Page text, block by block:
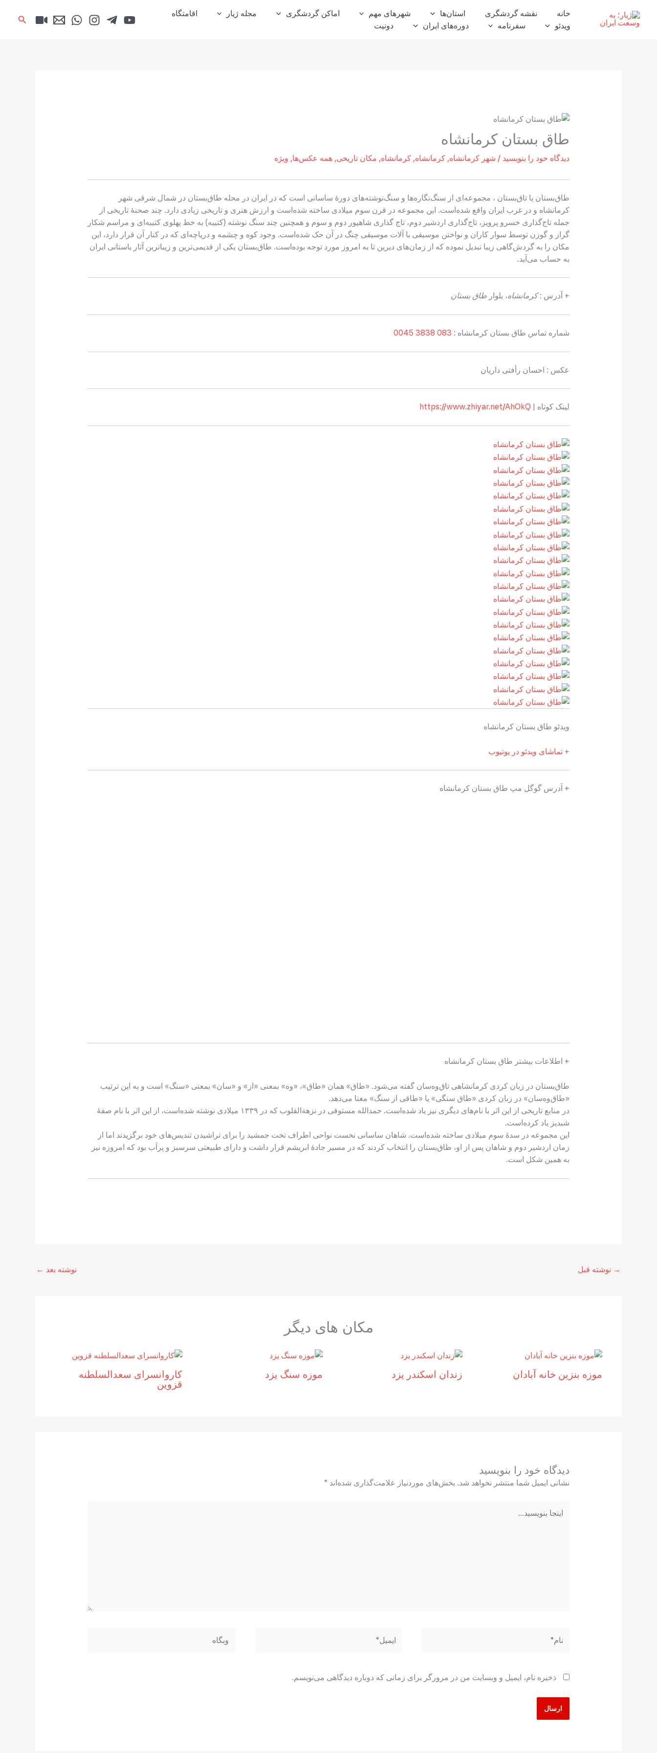
خانه نقشه گردشگری استان‌ها شهرهای مهم اماکن گردشگری مجله ژیار
اقامتگاه
ویدئو
سفرنامه دوره‌های ایران دونیت
جستجو
طاق بستان کرمانشاه
دیدگاه‌ خود را بنویسید / شهر کرمانشاه, کرمانشاه, کرمانشاه, مکان تاریخی, همه عکس‌ها, ویژه
طاق‌بستان یا تاق‌بستان ، مجموعه‌ای از سنگ‌نگاره‌ها و سنگ‌نوشته‌های دورهٔ ساسانی است که در ایران در محله طاق‌بستان در شمال شرقی شهر
کرمانشاه و در غرب ایران واقع شده‌است. این مجموعه در قرن سوم میلادی ساخته شده‌است و ارزش هنری و تاریخی زیادی دارد. چند صحنهٔ تاریخی از
جمله تاج‌گذاری خسرو پرویز، تاج‌گذاری اردشیر دوم، تاج گذاری شاهپور دوم و سوم و همچنین چند سنگ نوشته (کتیبه) به خط پهلوی کتیبه‌ای و مراسم شکار
گراز و گوزن توسط سوار کاران و نواختن موسیقی با آلات موسیقی چنگ در آن حک شده‌است. وجود کوه و چشمه و دریاچه‌ای که در کنار آن قرار دارد، این
مکان را به گردش‌گاهی زیبا تبدیل نموده که از زمان‌های دیرین تا به امروز مورد توجه بوده‌است. طاق‌بستان یکی از قدیمی‌ترین و زیباترین آثار باستانی ایران
به‌ حساب می‌آید.
+ آدرس :کرمانشاه، بلوار طاق بستان
شماره تماس طاق بستان کرمانشاه : 083 3838 0045
عکس :‌ احسان رأفتی داریان
لینک کوتاه | https://www.zhiyar.net/AhOkQ
ویدئو طاق بستان کرمانشاه
+ تماشای ویدئو در یوتیوب
+ آدرس گوگل مپ طاق بستان کرمانشاه
+ اطلاعات بیشتر طاق بستان کرمانشاه
طاق‌بستان در زبان کردی کرمانشاهی تاق‌وه‌سان گفته می‌شود. «طاق» همان «طاق»، «وه» بمعنی «از» و «سان» بمعنی «سنگ» است و به این ترتیب
«طاق‌وه‌سان» در زبان کردی «طاق سنگی» یا «طاقی از سنگ» معنا می‌دهد.
در منابع تاریخی از این اثر با نام‌های دیگری نیز یاد شده‌است. حمدالله مستوفی در نزهةالقلوب که در ۱۳۳۹ میلادی نوشته شده‌است، از این اثر با نام صفۀ
شبدیز یاد کرده‌است.
این مجموعه در سدهٔ سوم میلادی ساخته شده‌است. شاهان ساسانی نخست نواحی اطراف تخت جمشید را برای تراشیدن تندیس‌های خود برگزیدند اما از
زمان اردشیر دوم و شاهان پس از او، طاق‌بستان را انتخاب کردند که در مسیر جادهٔ ابریشم قرار داشت و دارای طبیعتی سرسبز و پرآب بود که امروزه نیز
به همین شکل است.
→ نوشته قبل نوشته بعد ←
مکان های دیگر
موزه بنزين خانه آبادان زندان اسکندر یزد موزه سنگ یزد
کاروانسرای سعدالسلطنه
قزوین
دیدگاه‌ خود را بنویسید
نشانی ایمیل شما منتشر نخواهد شد. بخش‌های موردنیاز علامت‌گذاری شده‌اند *
بنویسید…
ذخیره نام، ایمیل و وبسایت من در مرورگر برای زمانی که دوباره دیدگاهی می‌نویسم.